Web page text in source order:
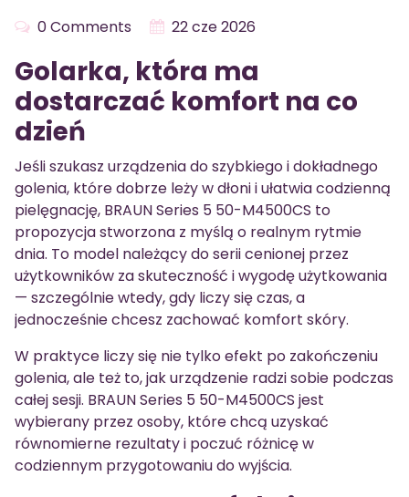
0 Comments 22 cze 2026
Golarka, która ma
dostarczać komfort na co
dzień
Jeśli szukasz urządzenia do szybkiego i dokładnego
golenia, które dobrze leży w dłoni i ułatwia codzienną
pielęgnację, BRAUN Series 5 50-M4500CS to
propozycja stworzona z myślą o realnym rytmie
dnia. To model należący do serii cenionej przez
użytkowników za skuteczność i wygodę użytkowania
— szczególnie wtedy, gdy liczy się czas, a
jednocześnie chcesz zachować komfort skóry.
W praktyce liczy się nie tylko efekt po zakończeniu
golenia, ale też to, jak urządzenie radzi sobie podczas
całej sesji. BRAUN Series 5 50-M4500CS jest
wybierany przez osoby, które chcą uzyskać
równomierne rezultaty i poczuć różnicę w
codziennym przygotowaniu do wyjścia.